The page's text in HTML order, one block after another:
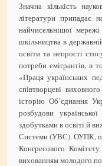
Значна кількість
літератури
найчисельнішої
шкільництва в
освіти та непрості
потреби емігрантів, в
«Праця українських
співтворцеві
історію Об’єднання
розбудови
здобутками в освіті й
Системи (УВС). ОУПК,
Конгресового
вихованням молодого